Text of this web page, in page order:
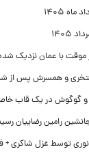
موقت با عمان نزدیک
و همسرش پس از
و گوگوش در یک قاب
توسط غزل شاکری +